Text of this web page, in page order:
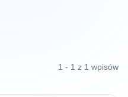
1 - 1 z 1 wpisów